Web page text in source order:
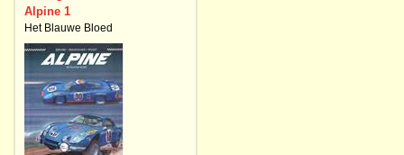
Alpine 1
Het Blauwe Bloed